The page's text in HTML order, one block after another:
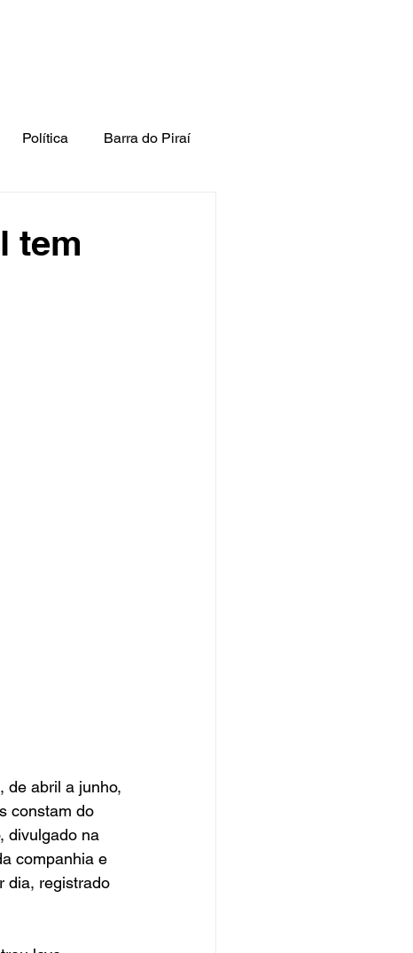
Política Barra do Piraí
tem
de abril a junho,
constam do
divulgado na
companhia e
dia, registrado